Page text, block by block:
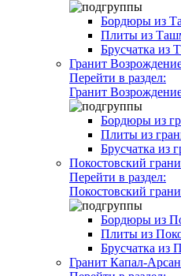
Бордюры из
Плиты из
Брусчатка из
Гранит
Перейти в раздел:
Гранит
Бордюры из
Плиты из
Брусчатка из
Покостовский
Перейти в раздел:
Покостовский
Бордюры из
Плиты из
Брусчатка из
Гранит Капал-Арсан